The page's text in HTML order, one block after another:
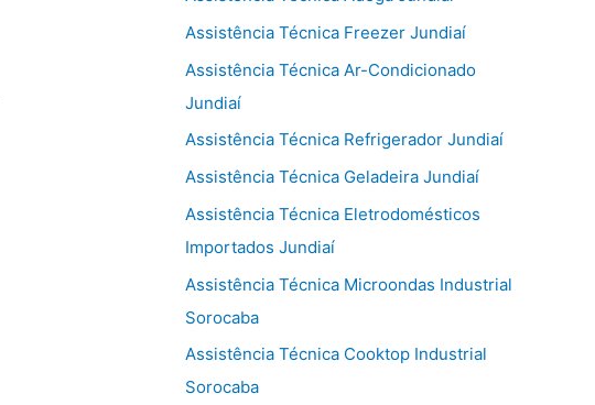
Assistência Técnica Freezer Jundiaí
Assistência Técnica Ar-Condicionado
Jundiaí
Assistência Técnica Refrigerador Jundiaí
Assistência Técnica Geladeira Jundiaí
Assistência Técnica Eletrodomésticos
Importados Jundiaí
Assistência Técnica Microondas Industrial
Sorocaba
Assistência Técnica Cooktop Industrial
Sorocaba